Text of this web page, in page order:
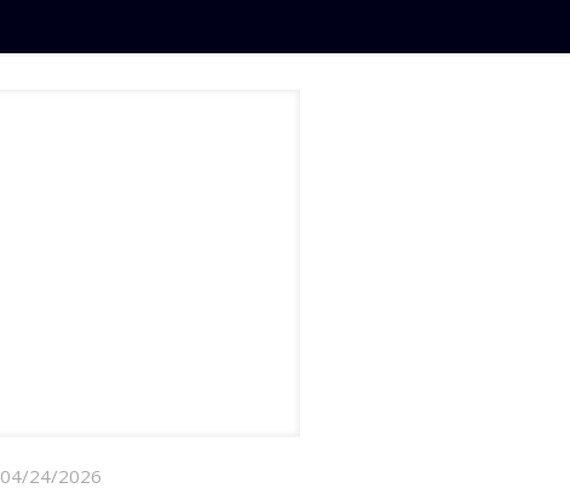
04/24/2026